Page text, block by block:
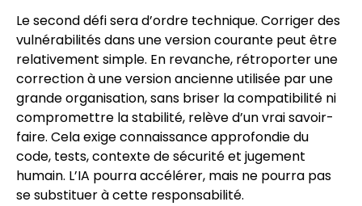
Le second défi sera d’ordre technique. Corriger des
vulnérabilités dans une version courante peut être
relativement simple. En revanche, rétroporter une
correction à une version ancienne utilisée par une
grande organisation, sans briser la compatibilité ni
compromettre la stabilité, relève d’un vrai savoir-
faire. Cela exige connaissance approfondie du
code, tests, contexte de sécurité et jugement
humain. L’IA pourra accélérer, mais ne pourra pas
se substituer à cette responsabilité.